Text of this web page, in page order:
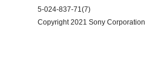
5-024-837-71(7)
Copyright 2021 Sony Corporation